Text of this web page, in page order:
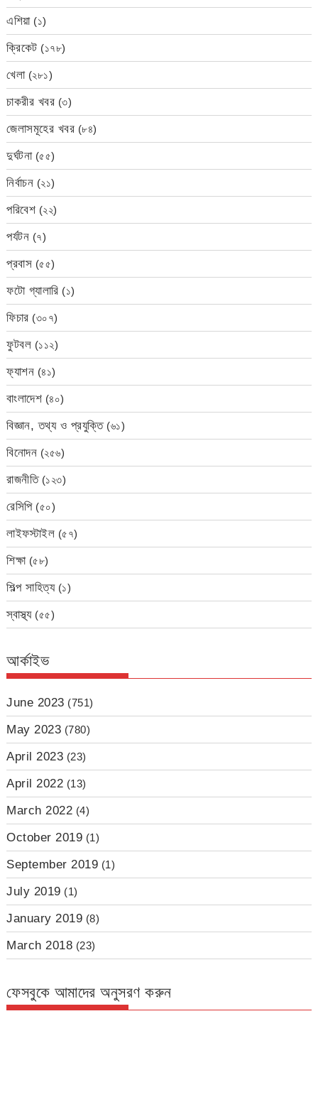
এশিয়া(১)
ক্রিকেট (১৭৮)
খেলা(২৮১)
চাকরীর খবর (৩)
জেলাসমূহের খবর (৮৪)
দুর্ঘটনা(৫৫)
নির্বাচন (২১)
পরিবেশ (২২)
পর্যটন (৭)
প্রবাস (৫৫)
ফটো গ্যালারি (১)
ফিচার (৩০৭)
ফুটবল (১১২)
ফ্যাশন (৪১)
বাংলাদেশ (৪০)
বিজ্ঞান, তথ্য ও প্রযুক্তি(৬১)
বিনোদন (২৫৬)
রাজনীতি(১২৩)
রেসিপি(৫০)
লাইফস্টাইল (৫৭)
শিক্ষা(৫৮)
শিল্প সাহিত্য(১)
স্বাস্থ্য(৫৫)
আর্কাইভ
June 2023 (751)
May 2023 (780)
April 2023 (23)
April 2022 (13)
March 2022 (4)
October 2019 (1)
September 2019 (1)
July 2019 (1)
January 2019 (8)
March 2018 (23)
ফেসবুকে আমাদের অনুসরণ করুন